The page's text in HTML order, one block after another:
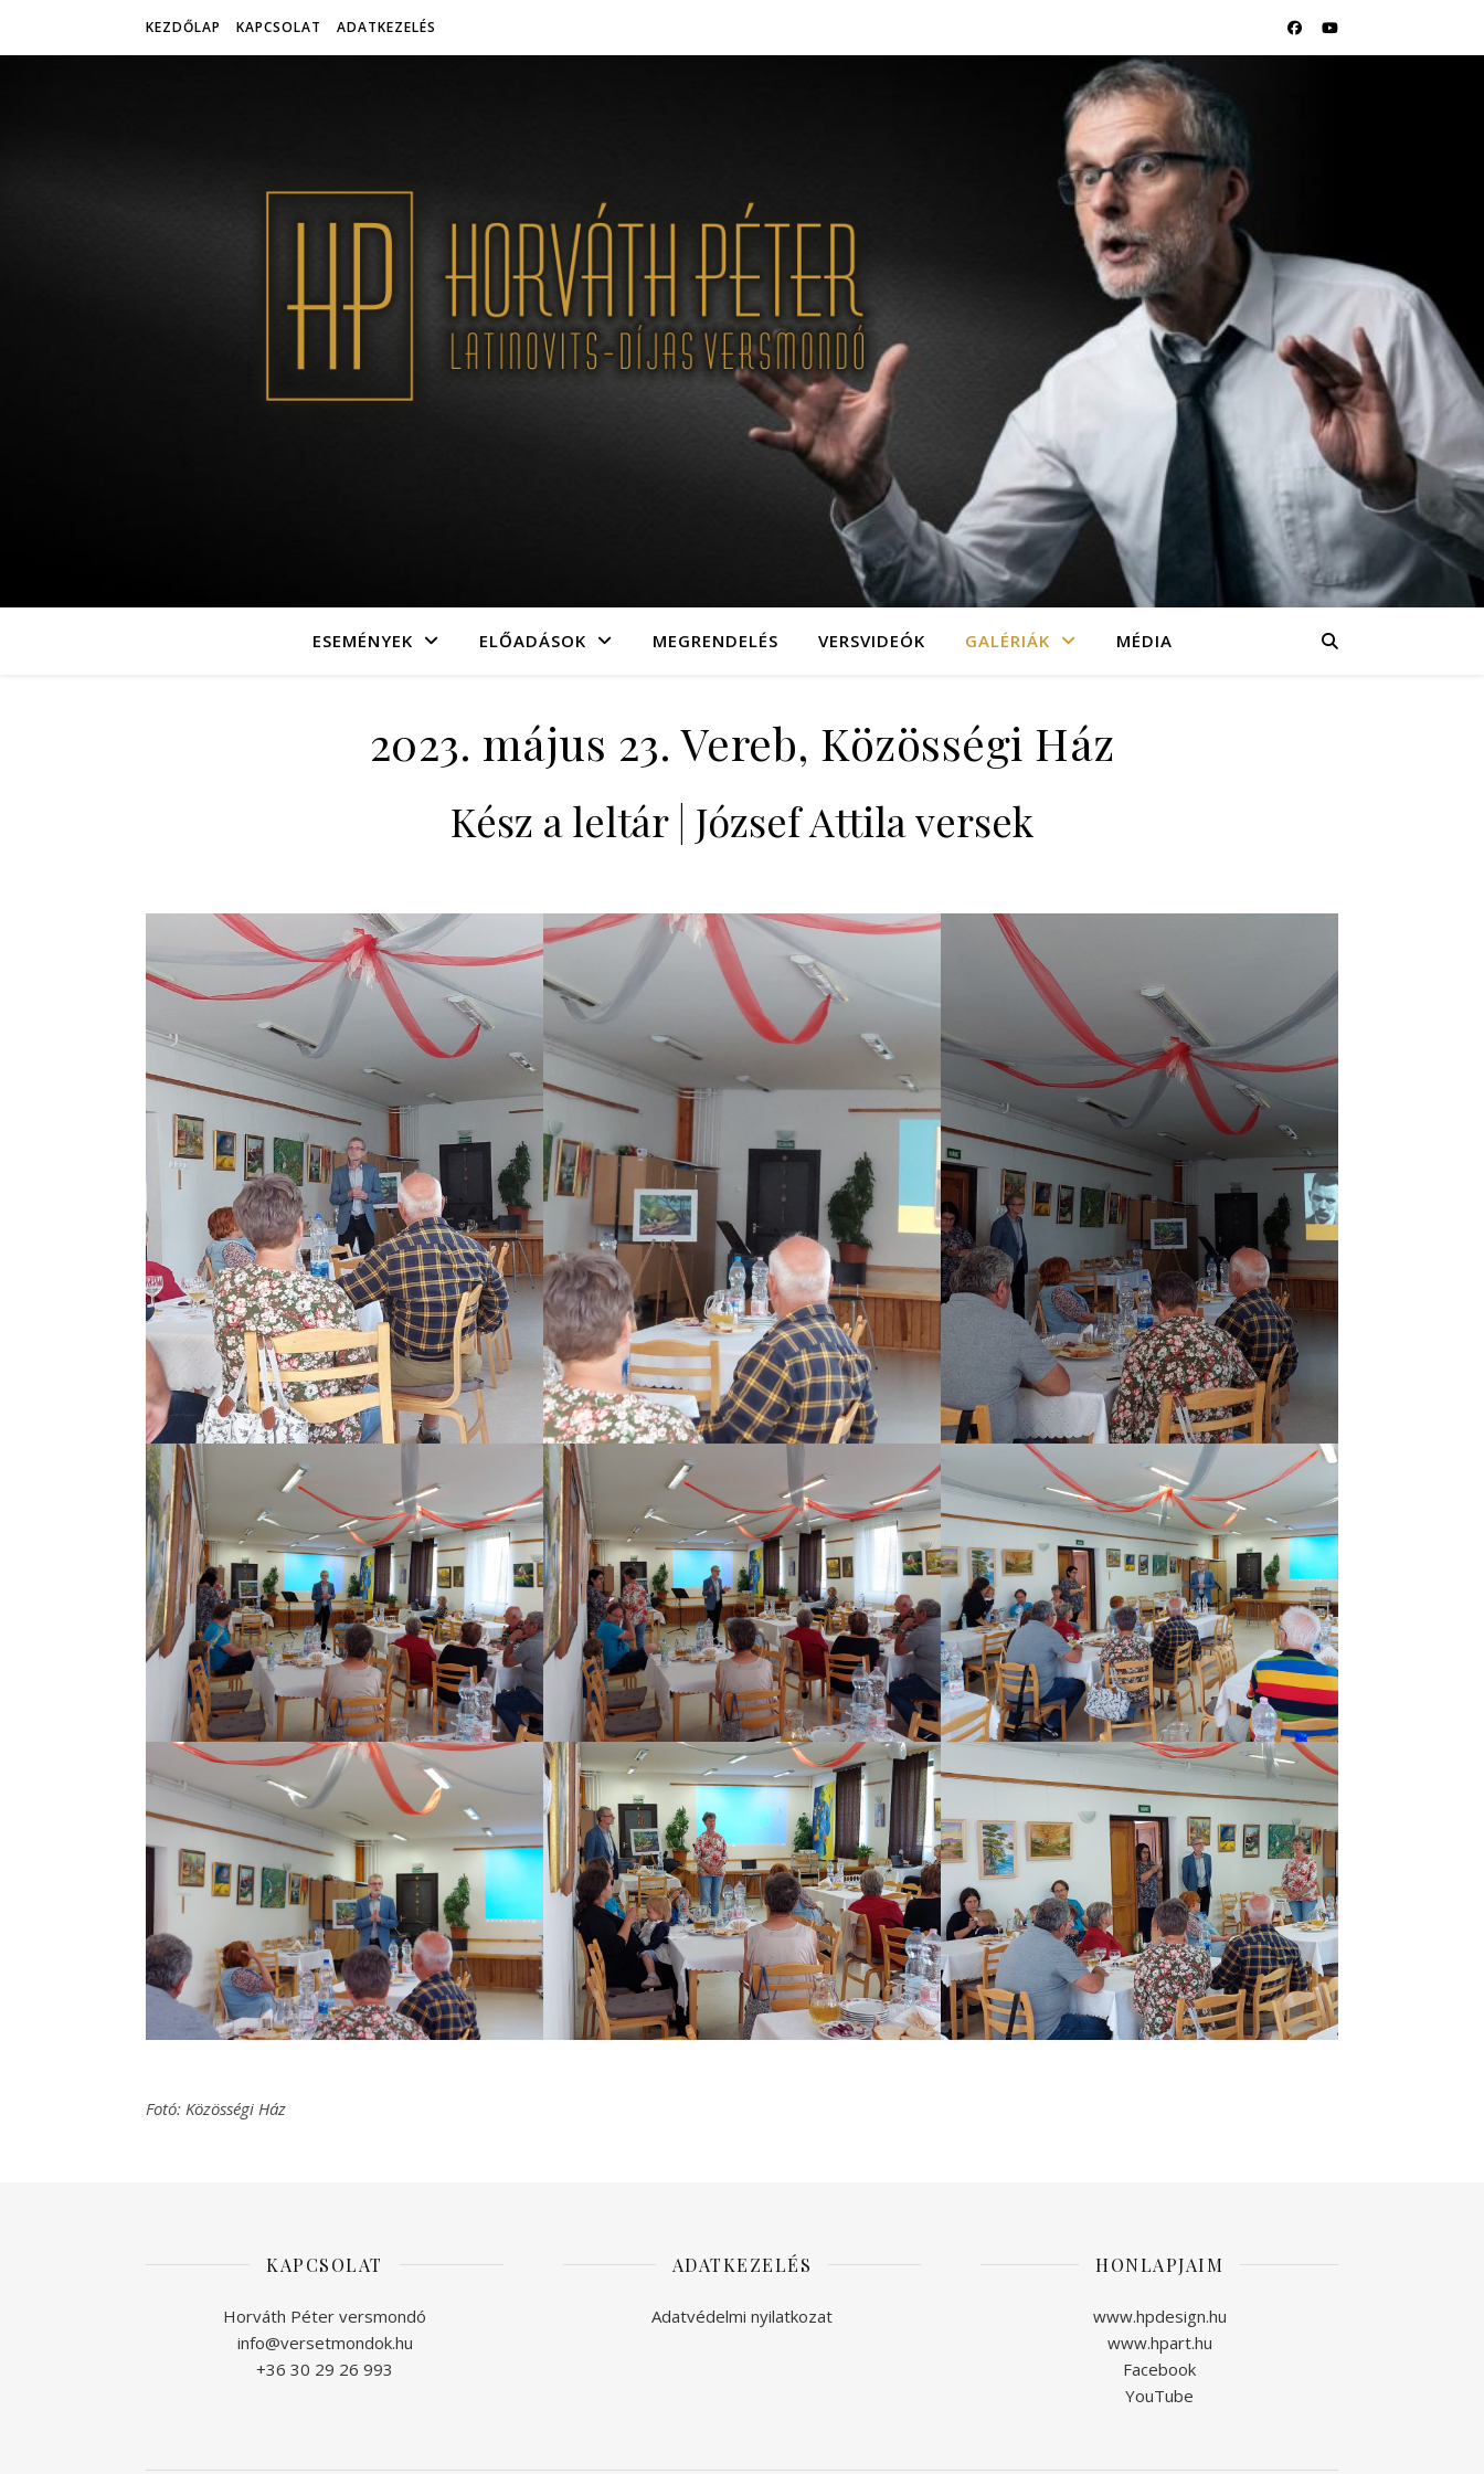
KEZDŐLAP KAPCSOLAT ADATKEZELÉS
ESEMÉNYEK ELŐADÁSOK MEGRENDELÉS VERSVIDEÓK GALÉRIÁK MÉDIA
2023. május 23. Vereb, Közösségi Ház
Kész a leltár | József Attila versek
Fotó: Közösségi Ház
KAPCSOLAT
Horváth Péter versmondó
info@versetmondok.hu
+36 30 29 26 993
ADATKEZELÉS
Adatvédelmi nyilatkozat
HONLAPJAIM
www.hpdesign.hu
www.hpart.hu
Facebook
YouTube